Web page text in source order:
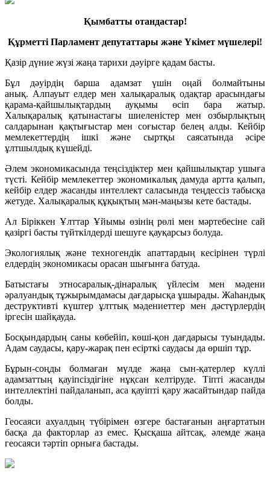
Қымбатты отандастар!
Құрметті Парламент депутаттары және Үкімет мүшелері!
Қазір дүние жүзі жаңа тарихи дәуірге қадам басты.
Бұл дәуірдің барша адамзат үшін оңай болмайтыны
анық. Алпауыт елдер мен халықаралық одақтар арасындағы
қарама-қайшылықтардың ауқымы өсіп бара жатыр.
Халықаралық қатынастағы шиеленістер мен озбырлықтың
салдарынан қақтығыстар мен соғыстар белең алды. Кейбір
мемлекеттердің ішкі және сыртқы саясатында әсіре
ұлтшылдық күшейді.
Әлем экономикасында теңсіздіктер мен қайшылықтар ушыға
түсті. Кейбір мемлекеттер экономикалық дамуда артта қалып,
кейбір елдер жасанды интеллект саласында теңдессіз табысқа
жетуде. Халықаралық құқықтың мән-маңызы кете бастады.
Ал Біріккен Ұлттар Ұйымы өзінің рөлі мен мәртебесіне сай
қазіргі басты түйткілдерді шешуге қауқарсыз болуда.
Экологиялық және техногендік апаттардың кесірінен түрлі
елдердің экономикасы орасан шығынға батуда.
Батыстағы этносаралық-дінаралық үйлесім мен мәдени
әралуандық тұжырымдамасы дағдарысқа ұшырады. Жаһандық
деструктивті күштер ұлттық мәдениеттер мен дәстүрлердің
іргесін шайқауда.
Босқындардың саны көбейіп, көші-қон дағдарысы туындады.
Адам саудасы, қару-жарақ пен есірткі саудасы да өршіп тұр.
Бұрын-соңды болмаған мүлде жаңа сын-қатерлер күллі
адамзаттың қауіпсіздігіне нұқсан келтіруде. Тіпті жасанды
интеллектіні пайдаланып, аса қауіпті қару жасайтындар пайда
болды.
Геосаяси ахуалдың түбірімен өзгере бастағанын аңғартатын
басқа да факторлар аз емес. Қысқаша айтсақ, әлемде жаңа
геосаяси тәртіп орныға бастады.